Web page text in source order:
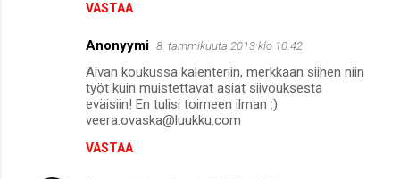
VASTAA
Anonyymi 8. tammikuuta 2013 klo 10.42
Aivan koukussa kalenteriin, merkkaan siihen niin
työt kuin muistettavat asiat siivouksesta
eväisiin! En tulisi toimeen ilman :)
veera.ovaska@luukku.com
VASTAA